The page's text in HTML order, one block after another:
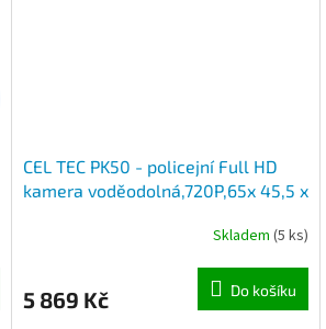
CEL TEC PK50 - policejní Full HD
kamera voděodolná,720P,65x 45,5 x
Skladem (5 ks)
5 869 Kč Do košíku